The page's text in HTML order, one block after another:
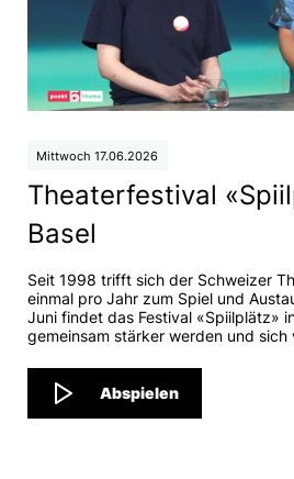
Mittwoch 17.06.2026
Theaterfestival
Basel
Seit 1998 trifft sich der Schweizer
einmal pro Jahr zum Spiel und
Juni findet das Festival «Spiilplätz»
gemeinsam stärker werden und sich
Abspielen